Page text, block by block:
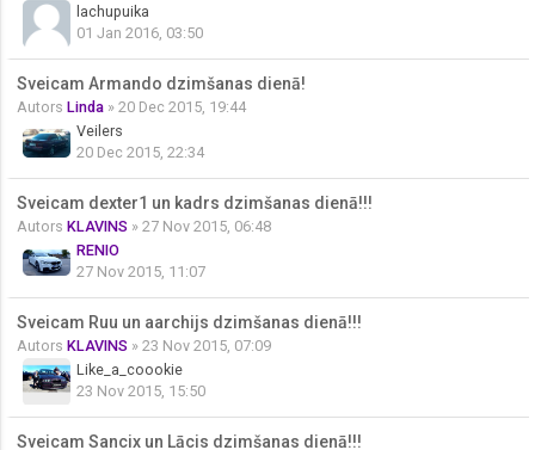
lachupuika
01 Jan 2016, 03:50
Sveicam Armando dzimšanas dienā!
Autors Linda » 20 Dec 2015, 19:44
Veilers
20 Dec 2015, 22:34
Sveicam dexter1 un kadrs dzimšanas dienā!!!
Autors KLAVINS » 27 Nov 2015, 06:48
RENIO
27 Nov 2015, 11:07
Sveicam Ruu un aarchijs dzimšanas dienā!!!
Autors KLAVINS » 23 Nov 2015, 07:09
Like_a_coookie
23 Nov 2015, 15:50
Sveicam Sancix un Lācis dzimšanas dienā!!!